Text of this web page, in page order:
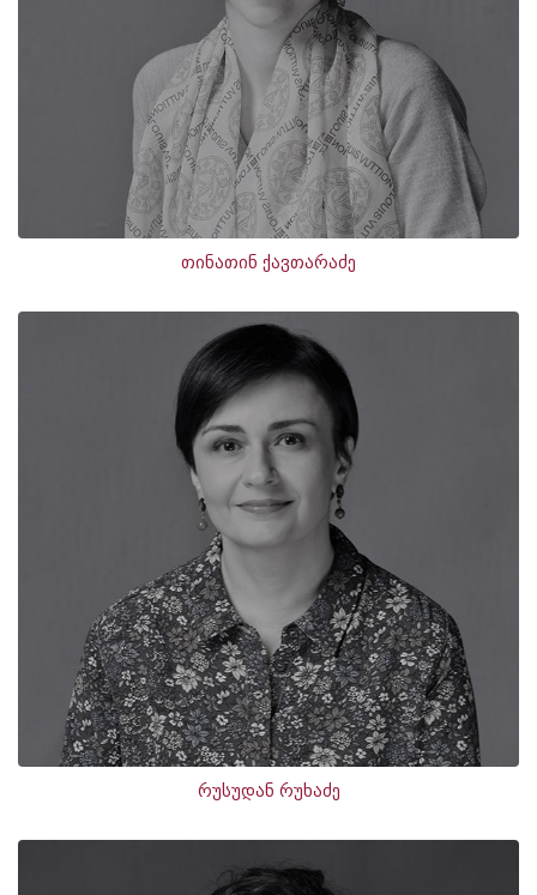
თინათინ ქავთარაძე
რუსუდან რუხაძე